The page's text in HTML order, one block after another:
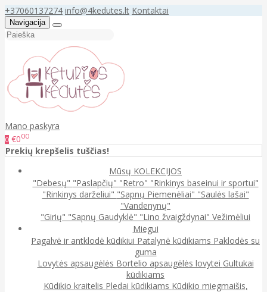
+37060137274 info@4kedutes.lt Kontaktai
Navigacija
Mano paskyra
0 €000
Prekių krepšelis tuščias!
Mūsų KOLEKCIJOS
"Debesų" "Paslapčių" "Retro" "Rinkinys baseinui ir sportui"
"Rinkinys darželiui" "Sapnų Piemenėliai" "Saulės lašai"
"Vandenynų"
"Girių" "Sapnų Gaudyklė" "Lino žvaigždynai" Vežimėliui
Miegui
Pagalvė ir antklodė kūdikiui Patalynė kūdikiams Paklodės su
guma
Lovytės apsaugėlės Bortelio apsaugėlės lovytei Gultukai
kūdikiams
Kūdikio kraitelis Pledai kūdikiams Kūdikio miegmaišis,